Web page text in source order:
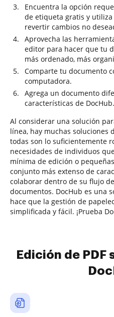
Encuentra la opción
de etiqueta gratis y
revertir cambios no
Aprovecha las
editor para hacer que tu
más ordenado, más
Comparte tu documento
computadora.
Agrega un documento
características de DocHub.
Al considerar una solución
línea, hay muchas soluciones
todas son lo suficientemente
necesidades de individuos
mínima de edición o
conjunto más extenso de
colaborar dentro de su flujo
documentos. DocHub es una
hace que la gestión de
simplificada y fácil. ¡Prueba
Edición de